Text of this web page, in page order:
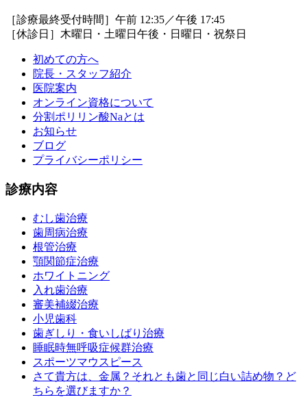
［診療最終受付時間］午前 12:35／午後 17:45
［休診日］木曜日・土曜日午後・日曜日・祝祭日
初めての方へ
院長・スタッフ紹介
医院案内
オンライン資格について
分割ポリリン酸Naとは
お知らせ
ブログ
プライバシーポリシー
診療内容
むし歯治療
歯周病治療
根管治療
顎関節症治療
ホワイトニング
入れ歯治療
審美補綴治療
小児歯科
歯ぎしり・食いしばり治療
睡眠時無呼吸症候群治療
スポーツマウスピース
さて貴方は、金属？それとも歯と同じ白い詰め物？ど
ちらを選びますか？